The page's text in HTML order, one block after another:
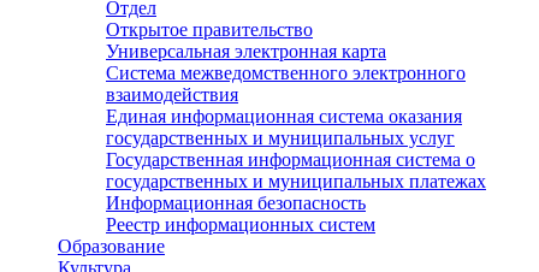
Отдел
Открытое правительство
Универсальная электронная карта
Система межведомственного электронного
взаимодействия
Единая информационная система оказания
государственных и муниципальных услуг
Государственная информационная система о
государственных и муниципальных платежах
Информационная безопасность
Реестр информационных систем
Образование
Культура